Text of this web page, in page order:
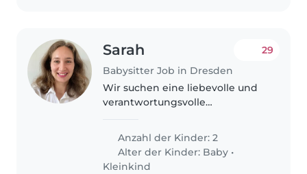
Sarah
Babysitter Job in Dresden
29
Wir suchen eine liebevolle und
verantwortungsvolle
kleinen Schätze Samuel (fast 8
Monate) und Alma (22 Monate) .
Unsere Kinder sind neugierig,
Anzahl der Kinder: 2
Alter der Kinder: Baby •
Kleinkind